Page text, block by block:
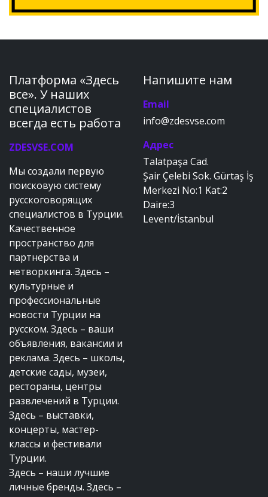
Платформа «Здесь
все». У наших
специалистов
всегда есть работа
ZDESVSE.COM
Мы создали первую
поисковую систему
русскоговорящих
специалистов в Турции.
Качественное
пространство для
партнерства и
нетворкинга. Здесь –
культурные и
профессиональные
новости Турции на
русском. Здесь – ваши
объявления, вакансии и
реклама. Здесь – школы,
детские сады, музеи,
рестораны, центры
развлечений в Турции.
Здесь – выставки,
концерты, мастер-
классы и фестивали
Турции.
Здесь – наши лучшие
личные бренды. Здесь –
Напишите нам
Email
info@zdesvse.com
Адрес
Talatpaşa Cad.
Şair Çelebi Sok. Gürtaş İş
Merkezi No:1 Kat:2
Daire:3
Levent/İstanbul